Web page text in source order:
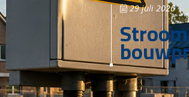
29 juli 2026